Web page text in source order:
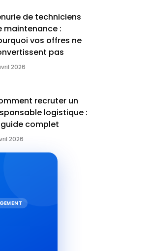
de techniciens
maintenance :
vos offres ne
pas
2026
recruter un
logistique :
complet
2026